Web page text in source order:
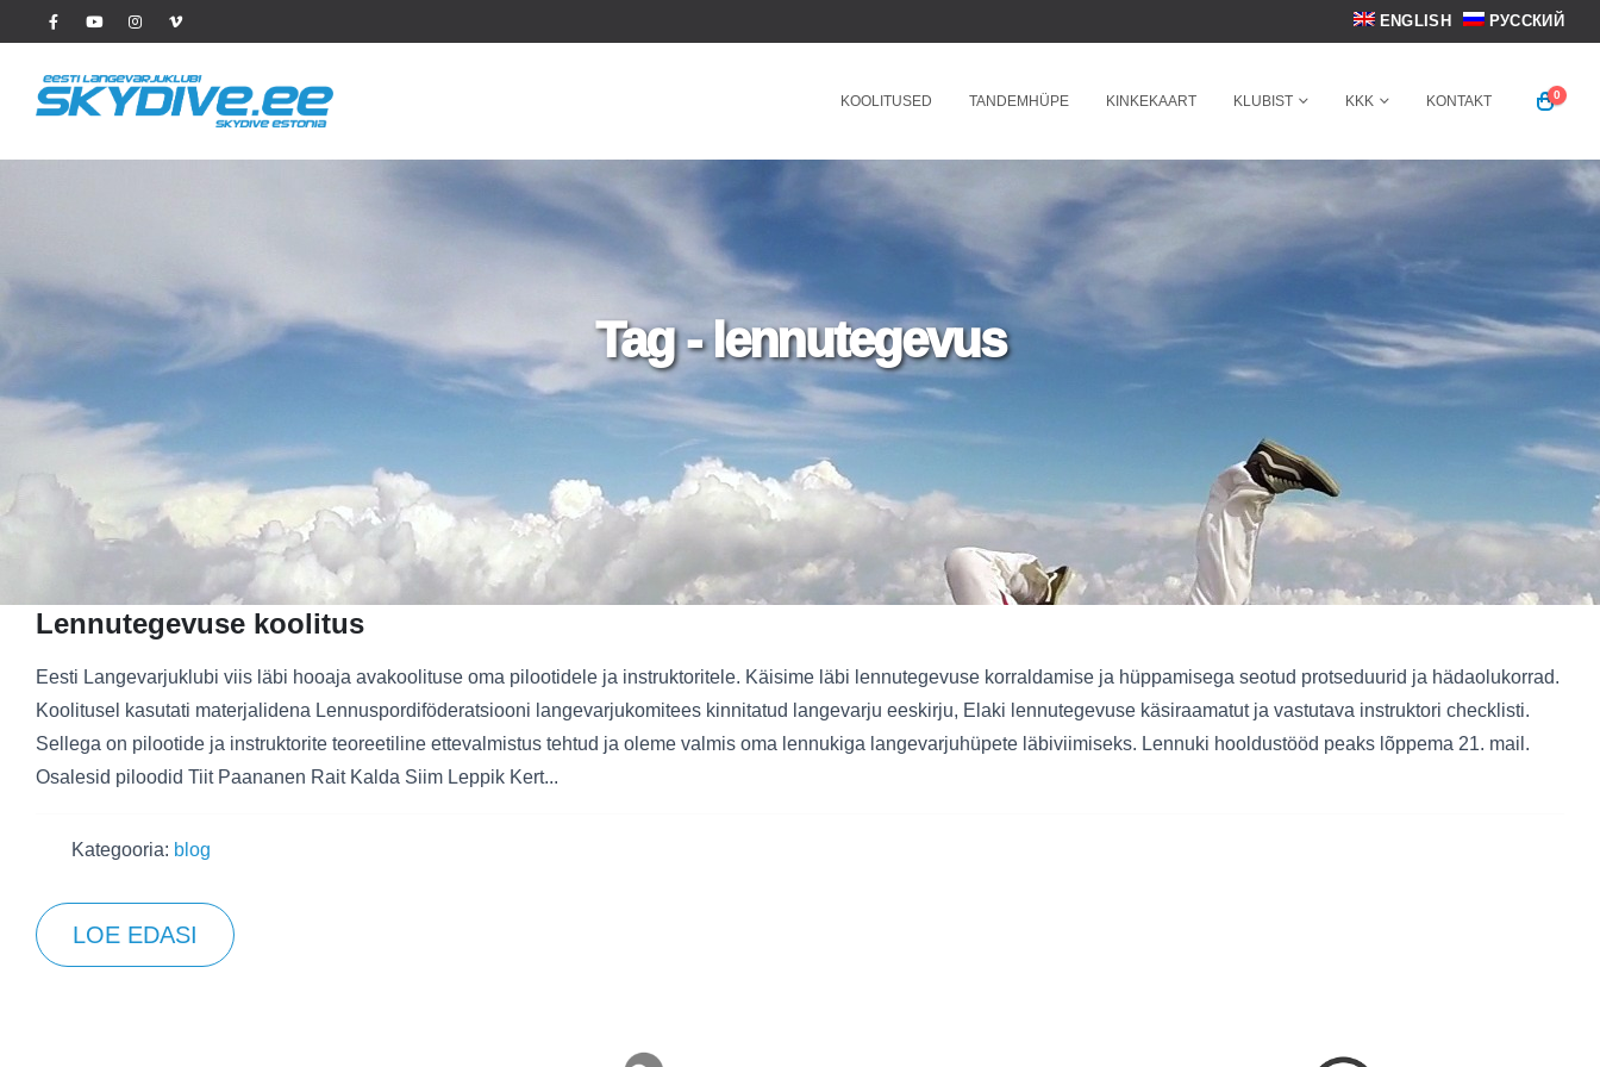
ENGLISH РУССКИЙ
KOOLITUSED TANDEMHÜPE KINKEKAART KLUBIST KKK KONTAKT 0
Tag - lennutegevus
Lennutegevuse koolitus
Eesti Langevarjuklubi viis läbi hooaja avakoolituse oma pilootidele ja instruktoritele. Käisime läbi lennutegevuse korraldamise ja hüppamisega seotud protseduurid ja hädaolukorrad.
Koolitusel kasutati materjalidena Lennuspordiföderatsiooni langevarjukomitees kinnitatud langevarju eeskirju, Elaki lennutegevuse käsiraamatut ja vastutava instruktori checklisti.
Sellega on pilootide ja instruktorite teoreetiline ettevalmistus tehtud ja oleme valmis oma lennukiga langevarjuhüpete läbiviimiseks. Lennuki hooldustööd peaks lõppema 21. mail.
Osalesid piloodid Tiit Paananen Rait Kalda Siim Leppik Kert...
Kategooria: blog
LOE EDASI